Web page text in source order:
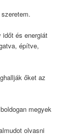
és energiát
építve,
őket az
megyek
olvasni